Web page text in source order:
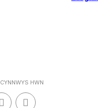
CYNNWYS HWN